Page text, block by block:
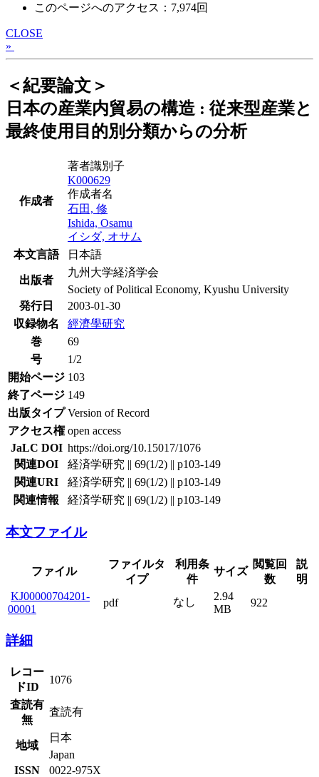
このページへのアクセス：7,974回
CLOSE
»
＜紀要論文＞
日本の産業内貿易の構造 : 従来型産業と
最終使用目的別分類からの分析
作成者
著者識別子
K000629
作成者名
石田, 修
Ishida, Osamu
イシダ, オサム
本文言語
日本語
出版者
九州大学経済学会
Society of Political Economy, Kyushu University
発行日
2003-01-30
収録物名
經濟學研究
巻
69
号
1/2
開始ページ 103
終了ページ 149
出版タイプ Version of Record
アクセス権 open access
JaLC DOI https://doi.org/10.15017/1076
関連DOI
経済学研究 || 69(1/2) || p103-149
関連URI
経済学研究 || 69(1/2) || p103-149
関連情報
経済学研究 || 69(1/2) || p103-149
本文ファイル
ファイル
ファイルタ
イプ
利用条
件
サイズ
閲覧回
数
説
明
KJ00000704201-
00001
pdf なし
2.94
MB
922
詳細
レコー
ドID
1076
査読有
無
査読有
地域
日本
Japan
ISSN
0022-975X